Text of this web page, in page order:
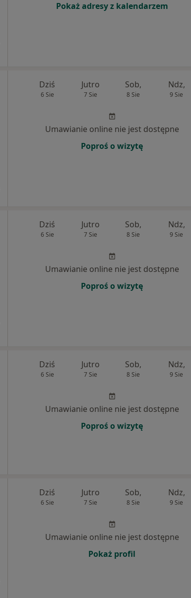
Pokaż adresy z kalendarzem
Dziś
6 Sie
Jutro
7 Sie
Sob,
8 Sie
Ndz,
9 Sie
Umawianie online nie jest dostępne
Poproś o wizytę
Dziś
6 Sie
Jutro
7 Sie
Sob,
8 Sie
Ndz,
9 Sie
Umawianie online nie jest dostępne
Poproś o wizytę
Dziś
6 Sie
Jutro
7 Sie
Sob,
8 Sie
Ndz,
9 Sie
Umawianie online nie jest dostępne
Poproś o wizytę
Dziś
6 Sie
Jutro
7 Sie
Sob,
8 Sie
Ndz,
9 Sie
Umawianie online nie jest dostępne
Pokaż profil